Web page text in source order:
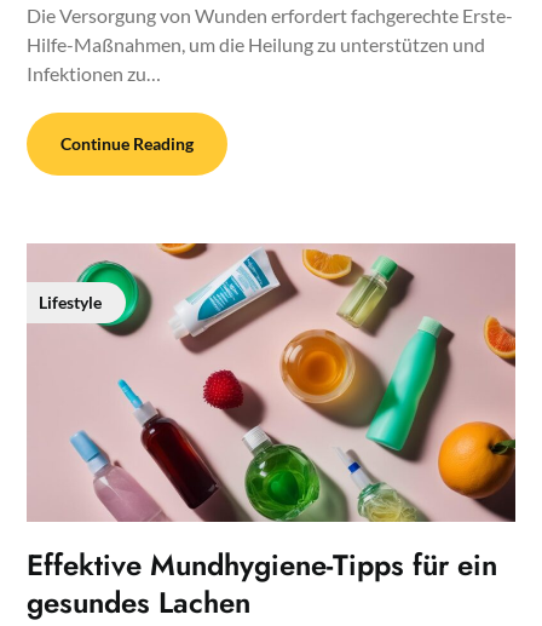
Die Versorgung von Wunden erfordert fachgerechte Erste-
Hilfe-Maßnahmen, um die Heilung zu unterstützen und
Infektionen zu…
Continue Reading
Lifestyle
Effektive Mundhygiene-Tipps für ein
gesundes Lachen